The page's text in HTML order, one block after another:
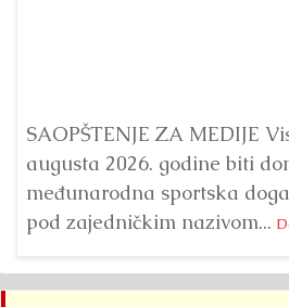
SAOPŠTENJE ZA MEDIJE
augusta 2026. godine biti
međunarodna sportska
pod zajedničkim nazivom...